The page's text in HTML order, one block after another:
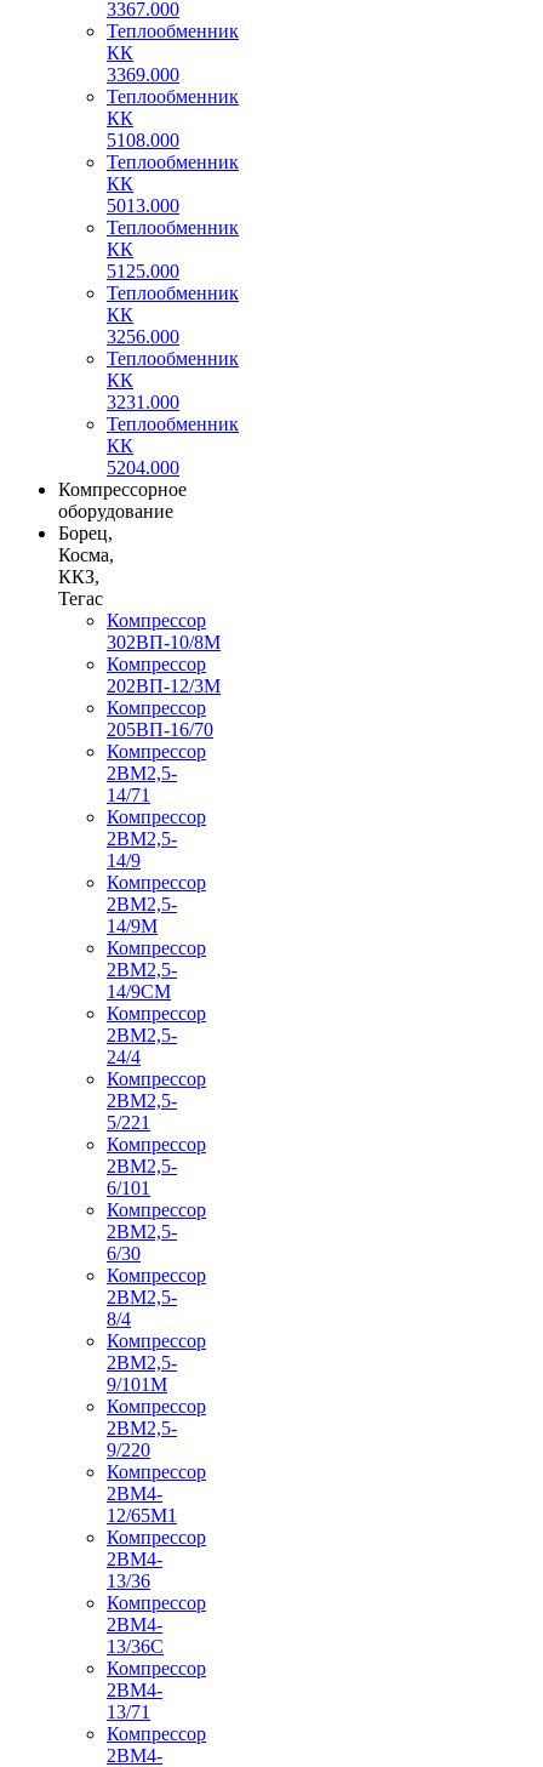
3367.000
Теплообменник
КК
3369.000
Теплообменник
КК
5108.000
Теплообменник
КК
5013.000
Теплообменник
КК
5125.000
Теплообменник
КК
3256.000
Теплообменник
КК
3231.000
Теплообменник
КК
5204.000
Компрессорное
оборудование
Борец,
Косма,
ККЗ,
Тегас
Компрессор
302ВП-10/8М
Компрессор
202ВП-12/3М
Компрессор
205ВП-16/70
Компрессор
2ВМ2,5-
14/71
Компрессор
2ВМ2,5-
14/9
Компрессор
2ВМ2,5-
14/9М
Компрессор
2ВМ2,5-
14/9СМ
Компрессор
2ВМ2,5-
24/4
Компрессор
2ВМ2,5-
5/221
Компрессор
2ВМ2,5-
6/101
Компрессор
2ВМ2,5-
6/30
Компрессор
2ВМ2,5-
8/4
Компрессор
2ВМ2,5-
9/101М
Компрессор
2ВМ2,5-
9/220
Компрессор
2ВМ4-
12/65М1
Компрессор
2ВМ4-
13/36
Компрессор
2ВМ4-
13/36С
Компрессор
2ВМ4-
13/71
Компрессор
2ВМ4-